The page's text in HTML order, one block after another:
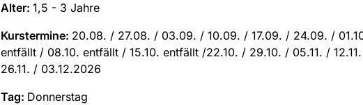
Alter: 1,5 - 3 Jahre
Kurstermine: 20.08. / 27.08. / 03.09. / 10.09. / 17.09. / 24.09. /
entfällt / 08.10. entfällt / 15.10. entfällt /22.10. / 29.10. / 05.11. / 12.11.
26.11. / 03.12.2026
Tag: Donnerstag